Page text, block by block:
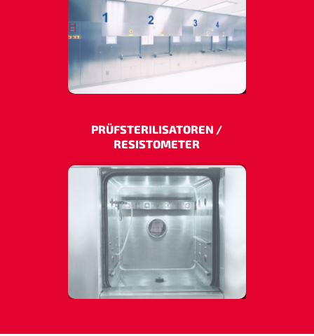
PRÜFSTERILISATOREN /
RESISTOMETER